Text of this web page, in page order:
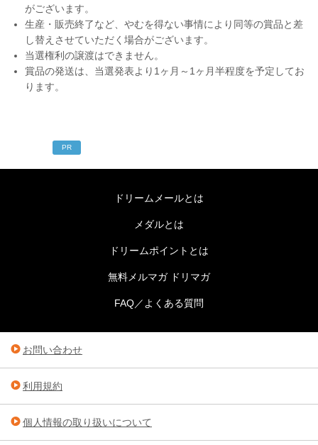
がございます。
生産・販売終了など、やむを得ない事情により同等の賞品と差
し替えさせていただく場合がございます。
当選権利の譲渡はできません。
賞品の発送は、当選発表より1ヶ月～1ヶ月半程度を予定してお
ります。
PR
ドリームメールとは
メダルとは
ドリームポイントとは
無料メルマガ ドリマガ
FAQ／よくある質問
お問い合わせ
利用規約
個人情報の取り扱いについて